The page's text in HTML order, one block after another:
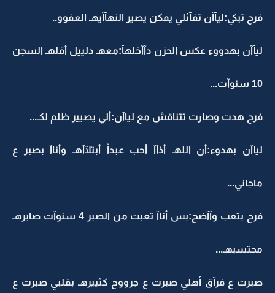
فرح تبكي:ليآآن تفآئلي يمكن يصير النهآآيهـ العفوو..
ليآآن بهدووء عكس الحزن دآآخلهآ:معهـ دلييل أقلهـ السجن
10 سنوآت...
فرح هدت وصآرت تتنآقش مع ليآآن:ألي يصيير ظلم لكـ...
ليآآن بهدوء:أن اللهـ أذآآ أحب عبداً أبتلآآهـ وأنآآ بصبر ع
مآجآني...
فرح بتعب وآآضح:بس أنآآ تعبت من الصبر 4 سنوآت صآبرهـ
محتسبهـ...
صبرت ع فرآق أهلي صبرت ع جرووح كثييرهـ بقلبي صبرت ع